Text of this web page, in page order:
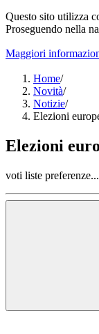
Questo sito utilizza
Proseguendo nella
Maggiori
Home/
Novità/
Notizie/
Elezioni
Elezioni
voti liste preferenze...